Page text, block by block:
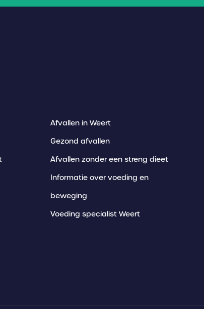
Afvallen in Weert
Gezond afvallen
Afvallen zonder een streng dieet
Informatie over voeding en
beweging
Voeding specialist Weert